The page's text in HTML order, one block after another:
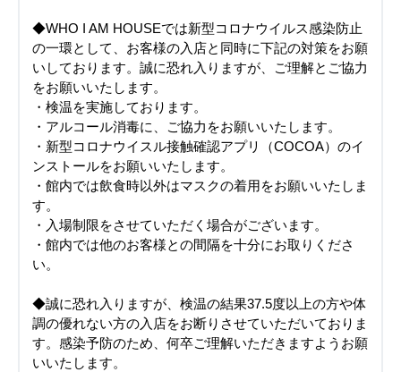
◆WHO I AM HOUSEでは新型コロナウイルス感染防止
の一環として、お客様の入店と同時に下記の対策をお願
いしております。誠に恐れ入りますが、ご理解とご協力
をお願いいたします。
・検温を実施しております。
・アルコール消毒に、ご協力をお願いいたします。
・新型コロナウイスル接触確認アプリ（COCOA）のイ
ンストールをお願いいたします。
・館内では飲食時以外はマスクの着用をお願いいたしま
す。
・入場制限をさせていただく場合がございます。
・館内では他のお客様との間隔を十分にお取りくださ
い。
◆誠に恐れ入りますが、検温の結果37.5度以上の方や体
調の優れない方の入店をお断りさせていただいておりま
す。感染予防のため、何卒ご理解いただきますようお願
いいたします。